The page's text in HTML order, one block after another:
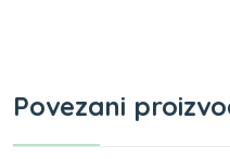
Povezani